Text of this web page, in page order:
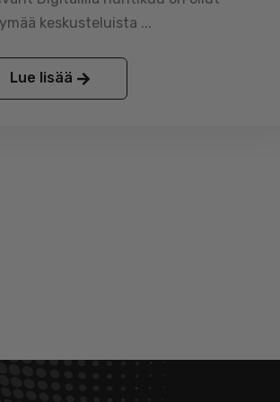
keskusteluista ...
Lue lisää